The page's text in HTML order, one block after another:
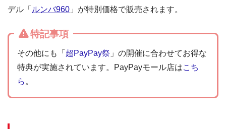
デル「 ルンバ960 」が特別価格で販売されます。
特記事項
その他にも「 超PayPay祭 」の開催に合わせてお得な
特典が実施されています。PayPayモール店はこち
ら 。